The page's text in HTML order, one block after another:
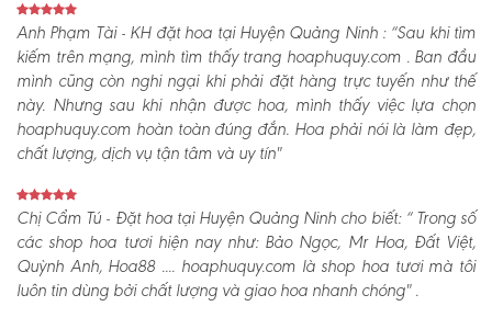
Anh Phạm Tài - KH đặt hoa tại Huyện Quảng Ninh :“Sau khi tìm
kiếm trên mạng, mình tìm thấy trang hoaphuquy.com . Ban đầu
mình cũng còn nghi ngại khi phải đặt hàng trực tuyến như thế
này. Nhưng sau khi nhận được hoa, mình thấy việc lựa chọn
hoaphuquy.com hoàn toàn đúng đắn. Hoa phải nói là làm đẹp,
chất lượng, dịch vụ tận tâm và uy tín"
Chị Cẩm Tú - Đặt hoa tại Huyện Quảng Ninh cho biết:“ Trong số
các shop hoa tươi hiện nay như: Bảo Ngọc, Mr Hoa, Đất Việt,
Quỳnh Anh, Hoa88 .... hoaphuquy.com là shop hoa tươi mà tôi
luôn tin dùng bởi chất lượng và giao hoa nhanh chóng" .